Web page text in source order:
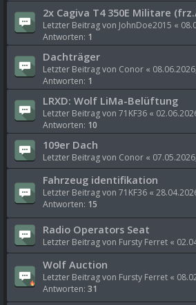
2x Cagiva T4 350E Militare
Letzter Beitrag von JohnDoe2015 «
Antworten: 1
Dachträger
Letzter Beitrag von Conor «
Antworten: 1
LRXD: Wolf LiMa-Belüftung
Letzter Beitrag von 71KF36 «
Antworten: 10
109er Dach
Letzter Beitrag von Conor «
Fahrzeug identifikation
Letzter Beitrag von 71KF36 «
Antworten: 15
Radio Operators Seat
Letzter Beitrag von Fursty Ferret «
Wolf Auction
Letzter Beitrag von Fursty Ferret «
Antworten: 31